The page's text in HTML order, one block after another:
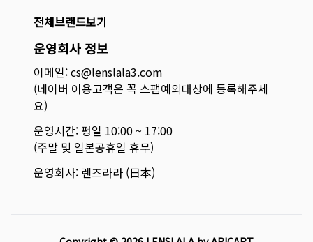
전체브랜드보기
운영회사 정보
이메일: cs@lenslala3.com
(네이버 이용고객은 꼭 스팸예외대상에 등록해주세
요)
운영시간: 평일 10:00 ~ 17:00
(주말 및 일본공휴일 휴무)
운영회사: 렌즈라라 (日本)